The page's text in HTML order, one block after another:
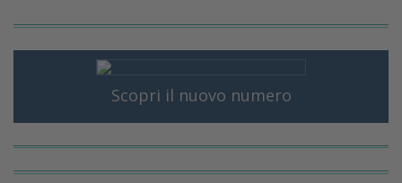
Scopri il nuovo numero